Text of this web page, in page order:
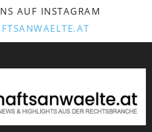
AUF INSTAGRAM